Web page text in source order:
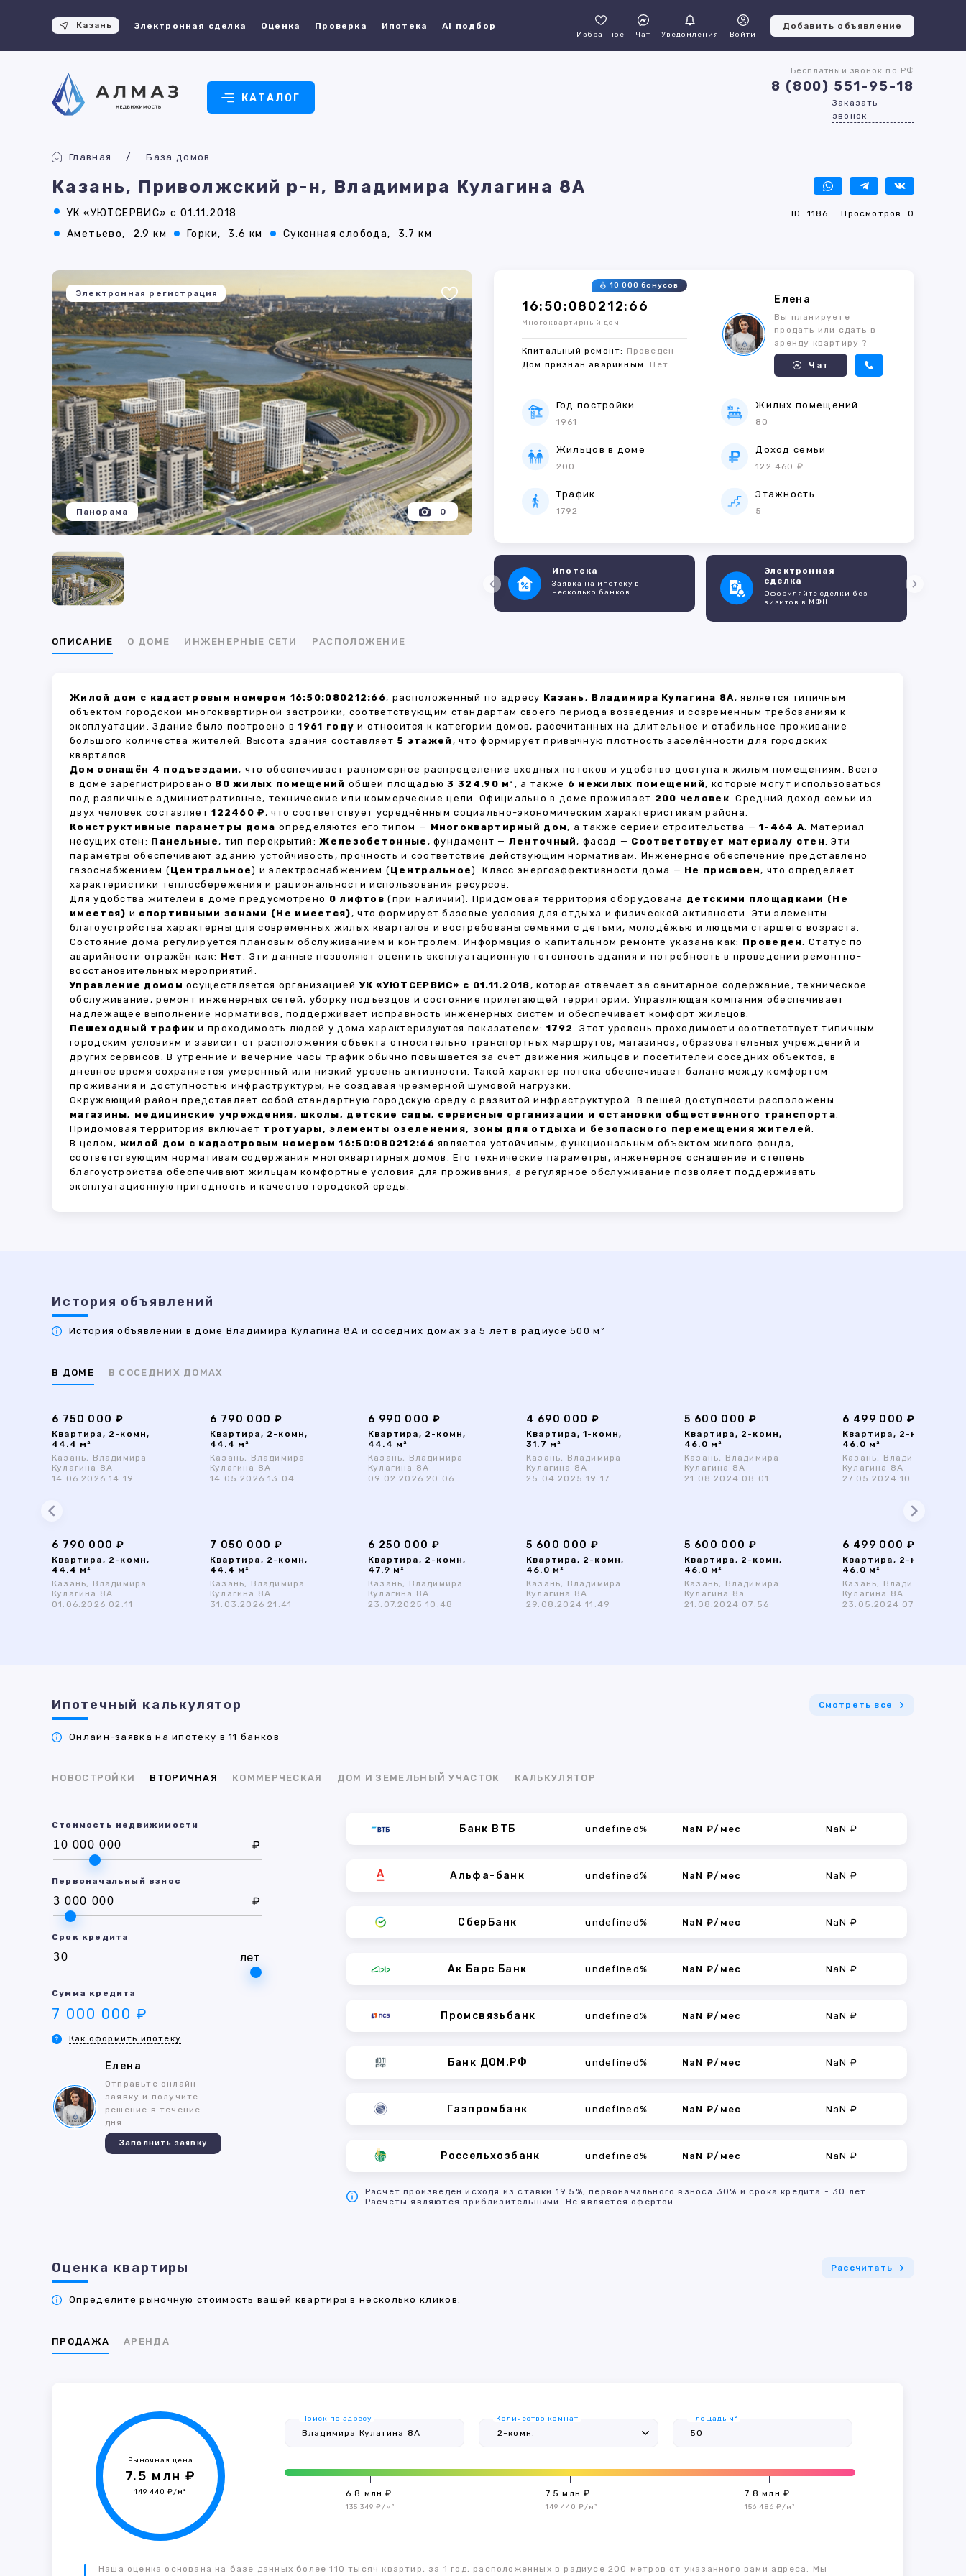
Казань Электронная сделка Оценка Проверка Ипотека AI подбор
Избранное Чат Уведомления Войти
Добавить объявление
КАТАЛОГ
Бесплатный звонок по РФ
8 (800) 551-95-18
Заказать
звонок
Главная База домов
Казань, Приволжский р-н, Владимира Кулагина 8А
УК «УЮТСЕРВИС» с 01.11.2018 ID: 1186 Просмотров: 0
Аметьево, 2.9 км Горки, 3.6 км Суконная слобода, 3.7 км
Электронная регистрация
0
Панорама
16:50:080212:66
10 000 бонусов
Многоквартирный дом
Кпитальный ремонт: Проведен
Дом признан аварийным: Нет
Елена
Вы планируете
продать или сдать в
аренду квартиру ?
Чат
Год постройки
1961
Жилых помещений
80
Жильцов в доме
200
Доход семьи
122 460 ₽
Трафик
1792
Этажность
5
Ипотека
Заявка на ипотеку в
несколько банков
Электронная
сделка
Оформляйте сделки без
визитов в МФЦ
ОПИСАНИЕ О ДОМЕ ИНЖЕНЕРНЫЕ СЕТИ РАСПОЛОЖЕНИЕ
Жилой дом с кадастровым номером 16:50:080212:66, расположенный по адресу Казань, Владимира Кулагина 8А, является типичным
объектом городской многоквартирной застройки, соответствующим стандартам своего периода возведения и современным требованиям к
эксплуатации. Здание было построено в1961 году и относится к категории домов, рассчитанных на длительное и стабильное проживание
большого количества жителей. Высота здания составляет 5 этажей , что формирует привычную плотность заселённости для городских
кварталов.
Дом оснащён 4 подъездами, что обеспечивает равномерное распределение входных потоков и удобство доступа к жилым помещениям. Всего
в доме зарегистрировано 80 жилых помещений общей площадью3 324.90 м² , а также 6 нежилых помещений, которые могут использоваться
под различные административные, технические или коммерческие цели. Официально в доме проживает 200 человек. Средний доход семьи из
двух человек составляет122460 ₽, что соответствует усреднённым социально-экономическим характеристикам района.
Конструктивные параметры дома определяются его типом — Многоквартирный дом, а также серией строительства —1-464 А. Материал
несущих стен: Панельные, тип перекрытий:Железобетонные , фундамент — Ленточный, фасад — Соответствует материалу стен. Эти
параметры обеспечивают зданию устойчивость, прочность и соответствие действующим нормативам. Инженерное обеспечение представлено
газоснабжением (Центральное) и электроснабжением (Центральное). Класс энергоэффективности дома — Не присвоен, что определяет
характеристики теплосбережения и рациональности использования ресурсов.
Для удобства жителей в доме предусмотрено 0 лифтов (при наличии). Придомовая территория оборудована детскими площадками (Не
имеется) и спортивными зонами (Не имеется), что формирует базовые условия для отдыха и физической активности. Эти элементы
благоустройства характерны для современных жилых кварталов и востребованы семьями с детьми, молодёжью и людьми старшего возраста.
Состояние дома регулируется плановым обслуживанием и контролем. Информация о капитальном ремонте указана как: Проведен. Статус по
аварийности отражён как: Нет. Эти данные позволяют оценить эксплуатационную готовность здания и потребность в проведении ремонтно-
восстановительных мероприятий.
Управление домом осуществляется организациейУК «УЮТСЕРВИС» с 01.11.2018, которая отвечает за санитарное содержание, техническое
обслуживание, ремонт инженерных сетей, уборку подъездов и состояние прилегающей территории. Управляющая компания обеспечивает
надлежащее выполнение нормативов, поддерживает исправность инженерных систем и обеспечивает комфорт жильцов.
Пешеходный трафик и проходимость людей у дома характеризуются показателем: 1792 . Этот уровень проходимости соответствует типичным
городским условиям и зависит от расположения объекта относительно транспортных маршрутов, магазинов, образовательных учреждений и
других сервисов. В утренние и вечерние часы трафик обычно повышается за счёт движения жильцов и посетителей соседних объектов, в
дневное время сохраняется умеренный или низкий уровень активности. Такой характер потока обеспечивает баланс между комфортом
проживания и доступностью инфраструктуры, не создавая чрезмерной шумовой нагрузки.
Окружающий район представляет собой стандартную городскую среду с развитой инфраструктурой. В пешей доступности расположены
магазины, медицинские учреждения, школы, детские сады, сервисные организации и остановки общественного транспорта.
Придомовая территория включает тротуары, элементы озеленения, зоны для отдыха и безопасного перемещения жителей.
В целом, жилой дом с кадастровым номером 16:50:080212:66 является устойчивым, функциональным объектом жилого фонда,
соответствующим нормативам содержания многоквартирных домов. Его технические параметры, инженерное оснащение и степень
благоустройства обеспечивают жильцам комфортные условия для проживания, а регулярное обслуживание позволяет поддерживать
эксплуатационную пригодность и качество городской среды.
История объявлений
История объявлений в доме Владимира Кулагина 8А и соседних домах за 5 лет в радиусе 500 м²
В ДОМЕ В СОСЕДНИХ ДОМАХ
6 750 000 ₽
Квартира, 2-комн,
44.4 м²
Казань, Владимира
Кулагина 8А
14.06.2026 14:19
6 790 000 ₽
Квартира, 2-комн,
44.4 м²
Казань, Владимира
Кулагина 8А
14.05.2026 13:04
6 990 000 ₽
Квартира, 2-комн,
44.4 м²
Казань, Владимира
Кулагина 8А
09.02.2026 20:06
4 690 000 ₽
Квартира, 1-комн,
31.7 м²
Казань, Владимира
Кулагина 8А
25.04.2025 19:17
5 600 000 ₽
Квартира, 2-комн,
46.0 м²
Казань, Владимира
Кулагина 8А
21.08.2024 08:01
6 499 000 ₽
Квартира, 2-комн,
46.0 м²
Казань, Владимира
Кулагина 8А
27.05.2024 10:44
6 790 000 ₽
Квартира, 2-комн,
44.4 м²
Казань, Владимира
Кулагина 8А
01.06.2026 02:11
7 050 000 ₽
Квартира, 2-комн,
44.4 м²
Казань, Владимира
Кулагина 8А
31.03.2026 21:41
6 250 000 ₽
Квартира, 2-комн,
47.9 м²
Казань, Владимира
Кулагина 8А
23.07.2025 10:48
5 600 000 ₽
Квартира, 2-комн,
46.0 м²
Казань, Владимира
Кулагина 8А
29.08.2024 11:49
5 600 000 ₽
Квартира, 2-комн,
46.0 м²
Казань, Владимира
Кулагина 8а
21.08.2024 07:56
6 499 000 ₽
Квартира, 2-комн,
46.0 м²
Казань, Владимира
Кулагина 8А
23.05.2024 07:51
Ипотечный калькулятор Смотреть все
Онлайн-заявка на ипотеку в 11 банков
НОВОСТРОЙКИ ВТОРИЧНАЯ КОММЕРЧЕСКАЯ ДОМ И ЗЕМЕЛЬНЫЙ УЧАСТОК КАЛЬКУЛЯТОР
Стоимость недвижимости
₽
Первоначальный взнос
₽
Срок кредита
лет
Сумма кредита
7 000 000 ₽
Как оформить ипотеку
Елена
Отправьте онлайн-
заявку и получите
решение в течение
дня
Заполнить заявку
Банк ВТБ undefined% NaN ₽/мес NaN ₽
Альфа-банк undefined% NaN ₽/мес NaN ₽
СберБанк undefined% NaN ₽/мес NaN ₽
Ак Барс Банк undefined% NaN ₽/мес NaN ₽
Промсвязьбанк undefined% NaN ₽/мес NaN ₽
Банк ДОМ.РФ undefined% NaN ₽/мес NaN ₽
Газпромбанк undefined% NaN ₽/мес NaN ₽
Россельхозбанк undefined% NaN ₽/мес NaN ₽
Расчет произведен исходя из ставки 19.5%, первоначального взноса 30% и срока кредита - 30 лет.
Расчеты являются приблизительными. Не является офертой.
Оценка квартиры Рассчитать
Определите рыночную стоимость вашей квартиры в несколько кликов.
ПРОДАЖА АРЕНДА
Рыночная цена
7.5 млн ₽
149 440 ₽/м²
Поиск по адресу Количество комнат Площадь м²
6.8 млн ₽
135 349 ₽/м²
7.5 млн ₽
149 440 ₽/м²
7.8 млн ₽
156 486 ₽/м²
Наша оценка основана на базе данных более 110 тысяч квартир, за 1 год, расположенных в радиусе 200 метров от указанного вами адреса. Мы